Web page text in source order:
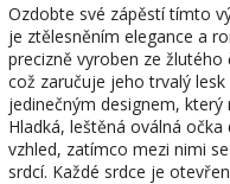
Ozdobte své zápěstí tímto
je ztělesněním elegance a
precizně vyroben ze
což zaručuje jeho trvalý
jedinečným designem,
Hladká, leštěná oválná
vzhled, zatímco mezi nimi
srdcí. Každé srdce je